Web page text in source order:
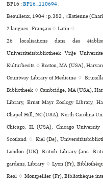
BP16 :BP16_110694.
Beaulieux, 1904 : p.382 , «Estienne
2 langues :Français ♢Latin ♢
26 localisations dans des
Universiteitsbibliotheek Vrije
Kulturbesitz ♢ Boston, MA (USA),
Countway Library of Medicine ♢
Bibliotheek ♢ Cambridge, MA (USA),
Library, Ernst Mayr Zoology Library,
Chapel Hill, NC (USA), North Carolina
Chicago, IL (USA), Chicago
Scotland ♢ Kiel (De),
London (UK), British Library (anc.
gardens, Library ♢ Lyon (Fr),
Real ♢ Montpellier (Fr), Bibliothèque